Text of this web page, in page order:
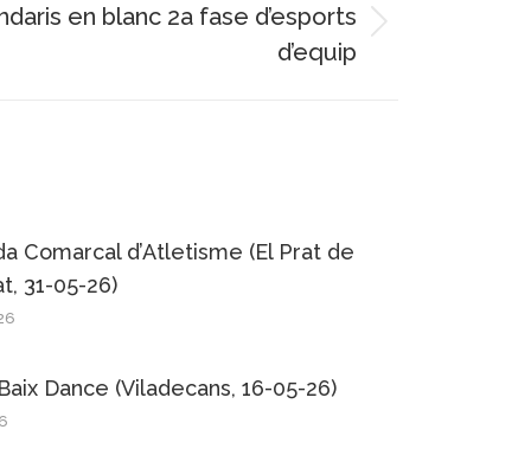
en blanc 2a fase d’esports
d’equip
Comarcal d’Atletisme (El Prat de
31-05-26)
Dance (Viladecans, 16-05-26)